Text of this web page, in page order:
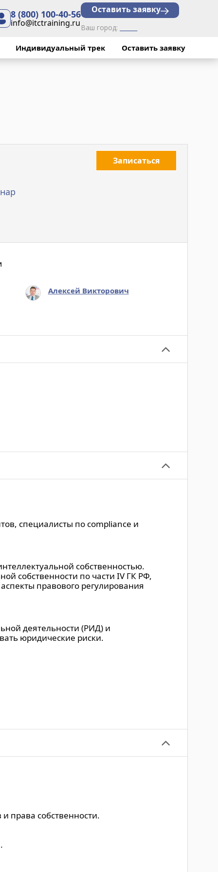
8 (800) 100-40-56
info@itctraining.ru
Оставить заявку
Ваш город:
Индивидуальный трек Оставить заявку
Записаться
Алексей Викторович
специалисты по compliance и
собственностью.
собственности по части IV ГК РФ,
правового регулирования
деятельности (РИД) и
юридические риски.
права собственности.